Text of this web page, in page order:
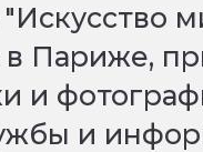
"Искусство
в Париже,
и
и